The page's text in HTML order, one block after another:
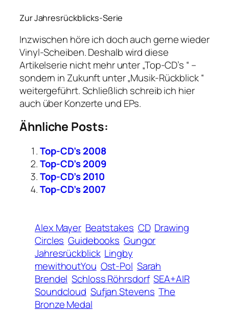
Zur Jahresrückblicks-Serie
Inzwischen höre ich doch auch gerne wieder
Vinyl-Scheiben. Deshalb wird diese
Artikelserie nicht mehr unter „Top-CD’s “ –
sondern in Zukunft unter „Musik-Rückblick “
weitergeführt. Schließlich schreib ich hier
auch über Konzerte und EPs.
Ähnliche Posts:
Top-CD’s 2008
Top-CD’s 2009
Top-CD’s 2010
Top-CD’s 2007
Alex Mayer Beatstakes CD Drawing
Circles Guidebooks Gungor
Jahresrückblick Lingby
mewithoutYou Ost-Pol Sarah
Brendel Schloss Röhrsdorf SEA+AIR
Soundcloud Sufjan Stevens The
Bronze Medal